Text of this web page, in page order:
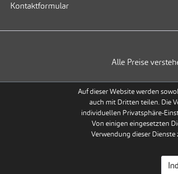
Kontaktformular
Alle Preise
Auf dieser Website werden
auch mit Dritten teilen. Die
individuellen Privatsphäre-
Von einigen eingesetzten
Verwendung dieser